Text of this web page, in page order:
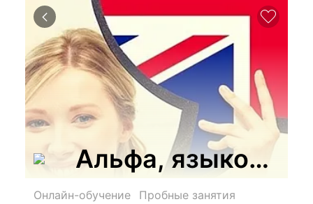
Альфа, языковая
Онлайн-обучение
Пробные занятия